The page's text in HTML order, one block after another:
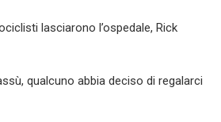
lasciarono l’ospedale, Rick
qualcuno abbia deciso di regalarci